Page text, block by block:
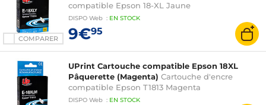
COMPARER
compatible Epson 18-XL Jaune
DISPO Web : EN STOCK
9€95
UPrint Cartouche compatible Epson 18XL
Pâquerette (Magenta) Cartouche d'encre
compatible Epson T1813 Magenta
DISPO Web : EN STOCK